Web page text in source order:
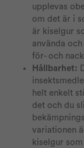
upplevas
om det är i
är kiselgur
använda
för- och
Hållbarhet:
helt enkelt
det och du
variationen
kiselgur